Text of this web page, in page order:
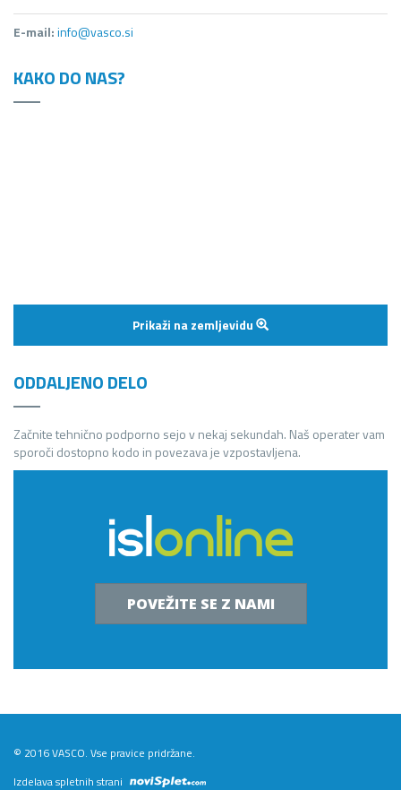
E-mail:info@vasco.si
KAKO DO NAS?
Prikaži na zemljevidu
ODDALJENO DELO
Začnite tehnično podporno sejo v nekaj sekundah. Naš operater vam
sporoči dostopno kodo in povezava je vzpostavljena.
POVEŽITE SE Z NAMI
© 2016 VASCO. Vse pravice pridržane.
Izdelava spletnih strani